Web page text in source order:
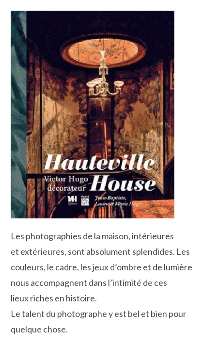
Les photographies de la maison, intérieures
et extérieures, sont absolument splendides. Les
couleurs, le cadre, les jeux d’ombre et de lumière
nous accompagnent dans l’intimité de ces
lieux riches en histoire.
Le talent du photographe y est bel et bien pour
quelque chose.